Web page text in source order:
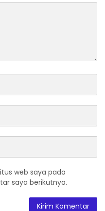
web saya pada
saya berikutnya.